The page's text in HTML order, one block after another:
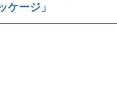
ケージ」